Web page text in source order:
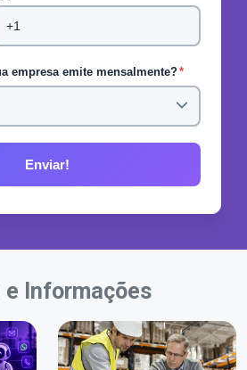
empresa emite mensalmente?*
e Informações